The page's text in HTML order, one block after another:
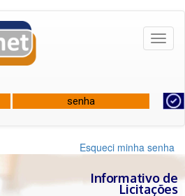
Esqueci minha senha
Informativo de
Licitações